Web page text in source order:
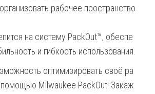
рабочее пространство
на систему PackOut™, обеспе
и гибкость использования.
оптимизировать своё ра
Milwaukee PackOut! Закаж